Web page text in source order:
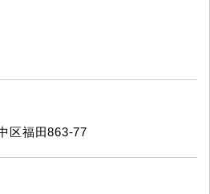
区福田863-77